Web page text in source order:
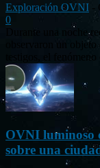
Exploración OVNI -
0
Durante una noche
observaron un
testigos, el
OVNI luminoso
sobre una